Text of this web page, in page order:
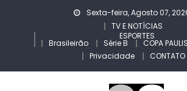
Sexta-feira, Agosto 07,
TV E NOTÍCIAS
ESPORTES
Brasileirão Série B COPA
Privacidade
CONTATO